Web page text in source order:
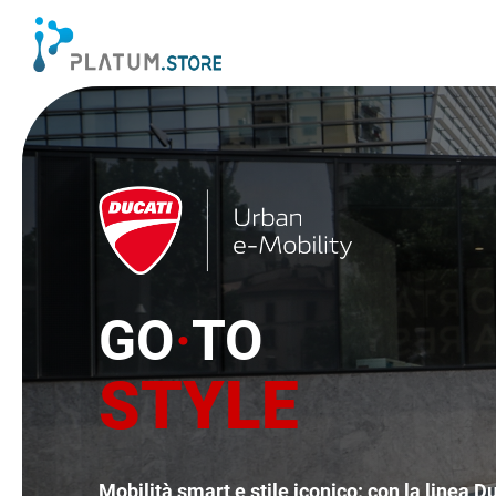
GO·TO
STYLE
Mobilità smart e stile iconico: con la linea